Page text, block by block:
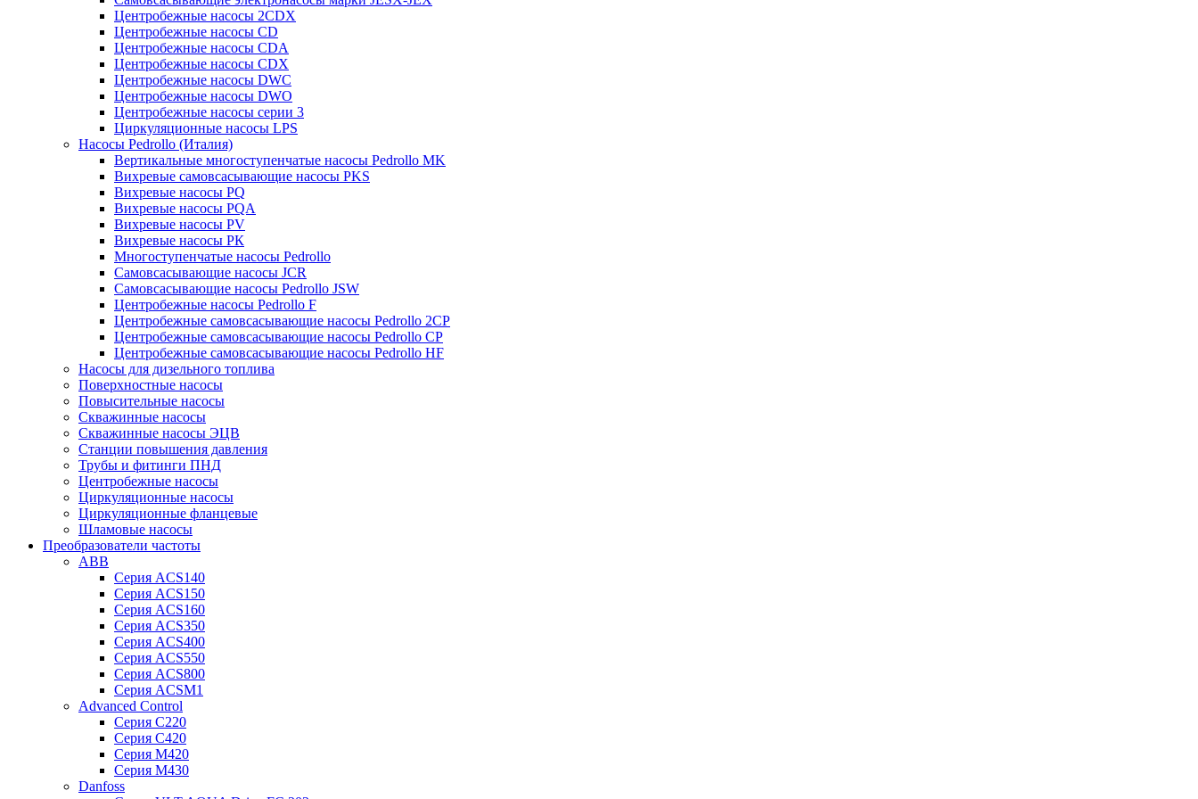
Центробежные насосы 2CDX
Центробежные насосы CD
Центробежные насосы CDA
Центробежные насосы CDX
Центробежные насосы DWC
Центробежные насосы DWO
Центробежные насосы серии 3
Циркуляционные насосы LPS
Насосы Pedrollo (Италия)
Вертикальные многоступенчатые насосы Pedrollo MK
Вихревые cамовсасывающие насосы PKS
Вихревые насосы РQ
Вихревые насосы РQA
Вихревые насосы РV
Вихревые насосы РК
Многоступенчатые насосы Pedrollo
Самовсасывающие насосы JCR
Самовсасывающие насосы Pedrollo JSW
Центробежные насосы Pedrollo F
Центробежные самовсасывающие насосы Pedrollo 2CP
Центробежные самовсасывающие насосы Pedrollo CP
Центробежные самовсасывающие насосы Pedrollo HF
Насосы для дизельного топлива
Поверхностные насосы
Повысительные насосы
Скважинные насосы
Скважинные насосы ЭЦВ
Станции повышения давления
Трубы и фитинги ПНД
Центробежные насосы
Циркуляционные насосы
Циркуляционные фланцевые
Шламовые насосы
Преобразователи частоты
ABB
Серия ACS140
Серия ACS150
Серия ACS160
Серия ACS350
Серия ACS400
Серия ACS550
Серия ACS800
Серия ACSM1
Advanced Control
Серия C220
Серия C420
Серия M420
Серия M430
Danfoss